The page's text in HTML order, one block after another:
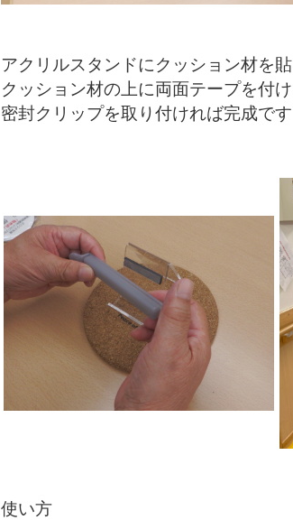
アクリルスタンドにクッション材を
クッション材の上に両面テープを付け
密封クリップを取り付ければ完成です
使い方